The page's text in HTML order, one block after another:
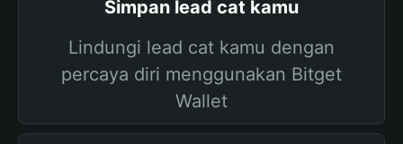
Simpan lead cat kamu
Lindungi lead cat kamu dengan
percaya diri menggunakan Bitget
Wallet